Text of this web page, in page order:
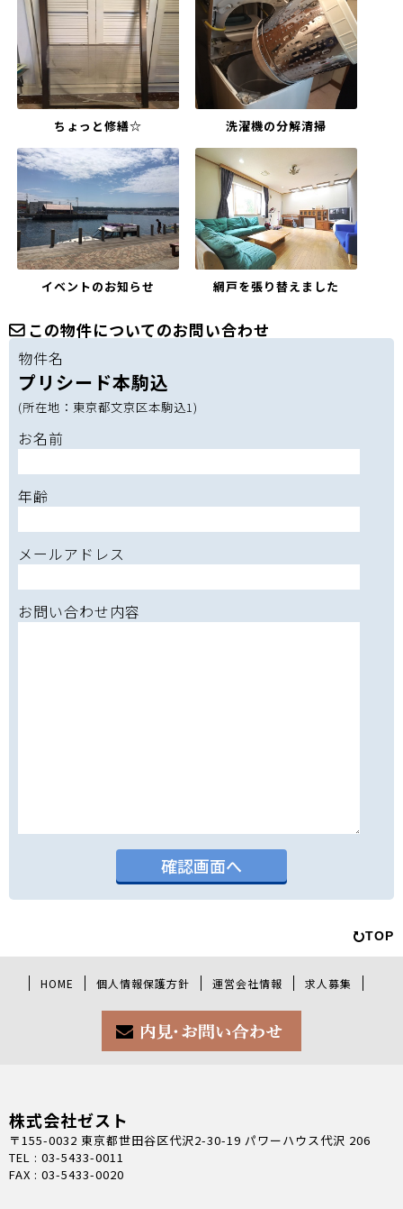
ちょっと修繕☆ 洗濯機の分解清掃
イベントのお知らせ 網戸を張り替えました
この物件についてのお問い合わせ
物件名
プリシード本駒込
(所在地：東京都文京区本駒込1)
お名前
年齢
メールアドレス
お問い合わせ内容
TOP
HOME 個人情報保護方針 運営会社情報 求人募集
株式会社ゼスト
〒155-0032 東京都世田谷区代沢2-30-19 パワーハウス代沢 206
TEL : 03-5433-0011
FAX : 03-5433-0020